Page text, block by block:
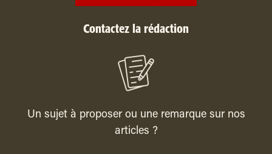
Contactez la rédaction
Un sujet à proposer ou une remarque sur nos
articles ?